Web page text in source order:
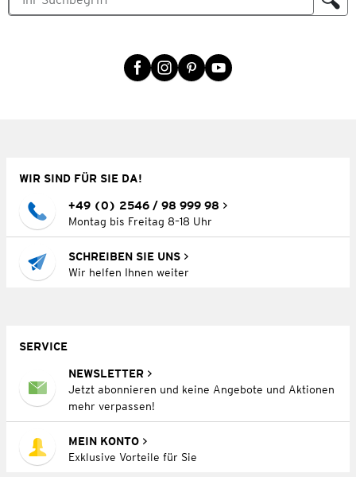
WIR SIND FÜR SIE DA!
+49 (0) 2546 / 98 999 98
Montag bis Freitag 8–18 Uhr
SCHREIBEN SIE UNS
Wir helfen Ihnen weiter
SERVICE
NEWSLETTER
Jetzt abonnieren und keine Angebote und Aktionen
mehr verpassen!
MEIN KONTO
Exklusive Vorteile für Sie